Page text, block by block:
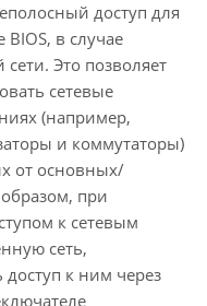
доступ для
в случае
Это позволяет
сетевые
(например,
и коммутаторы)
от основных/
при
к сетевым
сеть,
к ним через